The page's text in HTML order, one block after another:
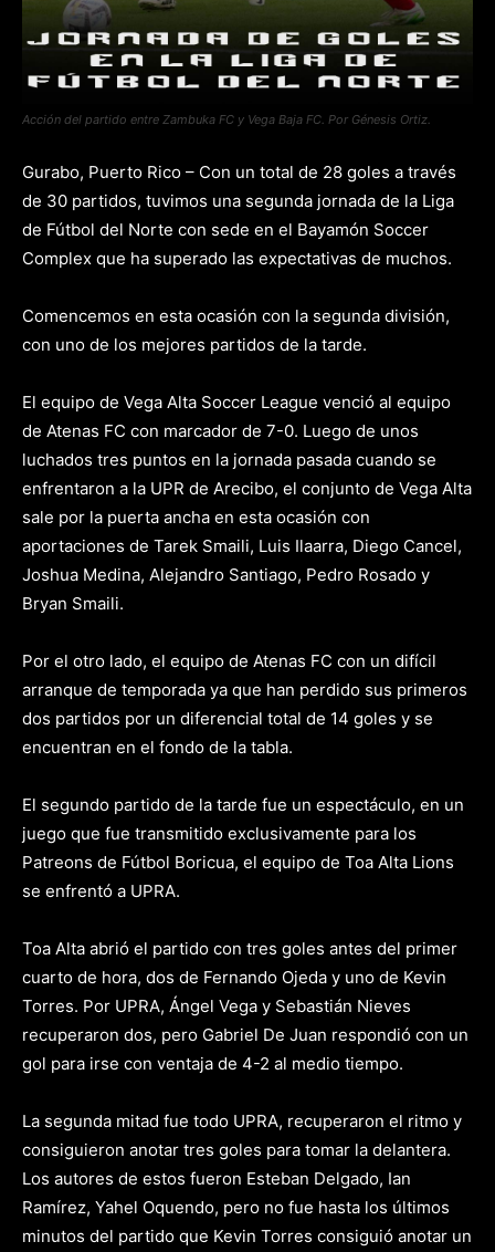
Acción del partido entre Zambuka FC y Vega Baja FC. Por Génesis Ortiz.
Gurabo, Puerto Rico – Con un total de 28 goles a través
de 30 partidos, tuvimos una segunda jornada de la Liga
de Fútbol del Norte con sede en el Bayamón Soccer
Complex que ha superado las expectativas de muchos.
Comencemos en esta ocasión con la segunda división,
con uno de los mejores partidos de la tarde.
El equipo de Vega Alta Soccer League venció al equipo
de Atenas FC con marcador de 7-0. Luego de unos
luchados tres puntos en la jornada pasada cuando se
enfrentaron a la UPR de Arecibo, el conjunto de Vega Alta
sale por la puerta ancha en esta ocasión con
aportaciones de Tarek Smaili, Luis Ilaarra, Diego Cancel,
Joshua Medina, Alejandro Santiago, Pedro Rosado y
Bryan Smaili.
Por el otro lado, el equipo de Atenas FC con un difícil
arranque de temporada ya que han perdido sus primeros
dos partidos por un diferencial total de 14 goles y se
encuentran en el fondo de la tabla.
El segundo partido de la tarde fue un espectáculo, en un
juego que fue transmitido exclusivamente para los
Patreons de Fútbol Boricua, el equipo de Toa Alta Lions
se enfrentó a UPRA.
Toa Alta abrió el partido con tres goles antes del primer
cuarto de hora, dos de Fernando Ojeda y uno de Kevin
Torres. Por UPRA, Ángel Vega y Sebastián Nieves
recuperaron dos, pero Gabriel De Juan respondió con un
gol para irse con ventaja de 4-2 al medio tiempo.
La segunda mitad fue todo UPRA, recuperaron el ritmo y
consiguieron anotar tres goles para tomar la delantera.
Los autores de estos fueron Esteban Delgado, Ian
Ramírez, Yahel Oquendo, pero no fue hasta los últimos
minutos del partido que Kevin Torres consiguió anotar un